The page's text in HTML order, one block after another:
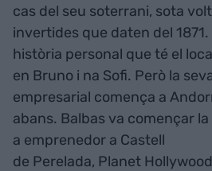
cas del seu soterrani, sota
invertides que daten del
història personal que té el
en Bruno i na Sofi. Però la
empresarial comença a
abans. Balbas va començar
a emprenedor a Castell
de Perelada, Planet